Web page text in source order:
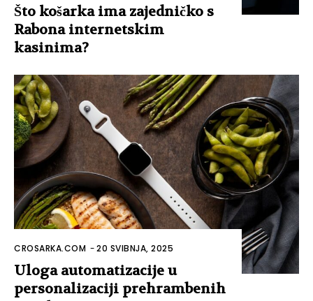
Što košarka ima zajedničko s
Rabona internetskim
kasinima?
CROSARKA.COM -20 SVIBNJA, 2025
Uloga automatizacije u
personalizaciji prehrambenih